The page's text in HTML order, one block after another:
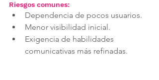
Riesgos comunes:
Dependencia de pocos usuarios.
Menor visibilidad inicial.
Exigencia de habilidades
comunicativas más refinadas.